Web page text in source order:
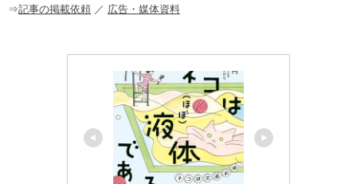
o
⇒記事の掲載依頼 ／ 広告・媒体資料